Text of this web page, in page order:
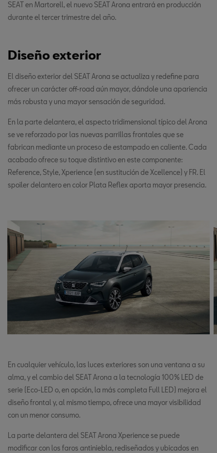
SEAT en Martorell, el nuevo SEAT Arona entrará en producción
durante el tercer trimestre del año.
Diseño exterior
El diseño exterior del SEAT Arona se actualiza y redefine para
ofrecer un carácter off-road aún mayor, dándole una apariencia
más robusta y una mayor sensación de seguridad.
En la parte delantera, el aspecto tridimensional típico del Arona
se ve reforzado por las nuevas parrillas frontales que se
fabrican mediante un proceso de estampado en caliente. Cada
acabado ofrece su toque distintivo en este componente:
Reference, Style, Xperience (en sustitución de Xcellence) y FR. El
spoiler delantero en color Plata Reflex aporta mayor presencia.
En cualquier vehículo, las luces exteriores son una ventana a su
alma, y ​​el cambio del SEAT Arona a la tecnología 100% LED de
serie (Eco-LED o, en opción, la más completa Full LED) mejora el
diseño frontal y, al mismo tiempo, ofrece una mayor visibilidad
con un menor consumo.
La parte delantera del SEAT Arona Xperience se puede
modificar con los faros antiniebla, rediseñados y ubicados en